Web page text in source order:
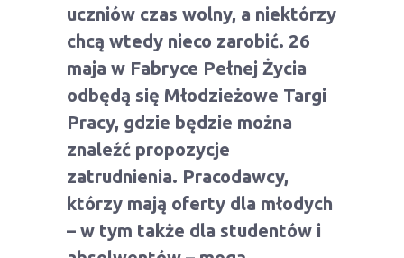
uczniów czas wolny, a niektórzy
chcą wtedy nieco zarobić. 26
maja w Fabryce Pełnej Życia
odbędą się Młodzieżowe Targi
Pracy, gdzie będzie można
znaleźć propozycje
zatrudnienia. Pracodawcy,
którzy mają oferty dla młodych
– w tym także dla studentów i